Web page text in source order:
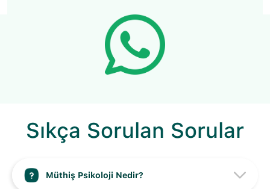
Sıkça Sorulan Sorular
Müthiş Psikoloji Nedir?